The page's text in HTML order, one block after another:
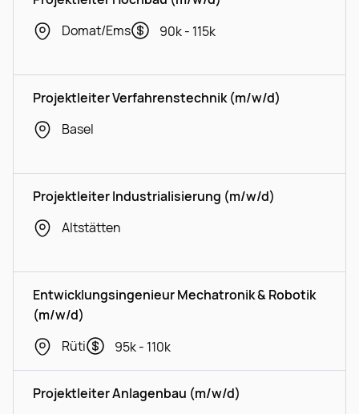
Domat/Ems
90k - 115k
Projektleiter Verfahrenstechnik (m/w/d)
Basel
Projektleiter Industrialisierung (m/w/d)
Altstätten
Entwicklungsingenieur Mechatronik & Robotik
(m/w/d)
Rüti
95k - 110k
Projektleiter Anlagenbau (m/w/d)